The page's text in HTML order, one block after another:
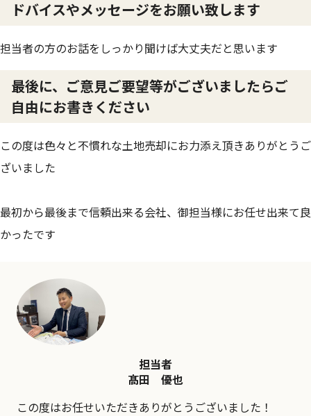
ドバイスやメッセージをお願い致します
担当者の方のお話をしっかり聞けば大丈夫だと思います
最後に、ご意見ご要望等がございましたらご
自由にお書きください
この度は色々と不慣れな土地売却にお力添え頂きありがとうご
ざいました
最初から最後まで信頼出来る会社、御担当様にお任せ出来て良
かったです
担当者
髙田 優也
この度はお任せいただきありがとうございました！